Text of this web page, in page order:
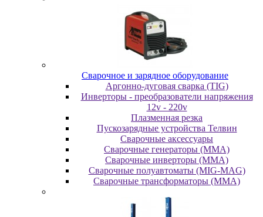
Cвapoчнoe и зарядное оборудование
Аргонно-дуговая сварка (TIG)
Инверторы - преобразователи напряжения
12v - 220v
Плазменная резка
Пускозарядные устройства Телвин
Сварочные аксессуары
Сварочные генераторы (MMA)
Сварочные инверторы (MMA)
Сварочные полуавтоматы (MIG-MAG)
Сварочные трансформаторы (MMA)